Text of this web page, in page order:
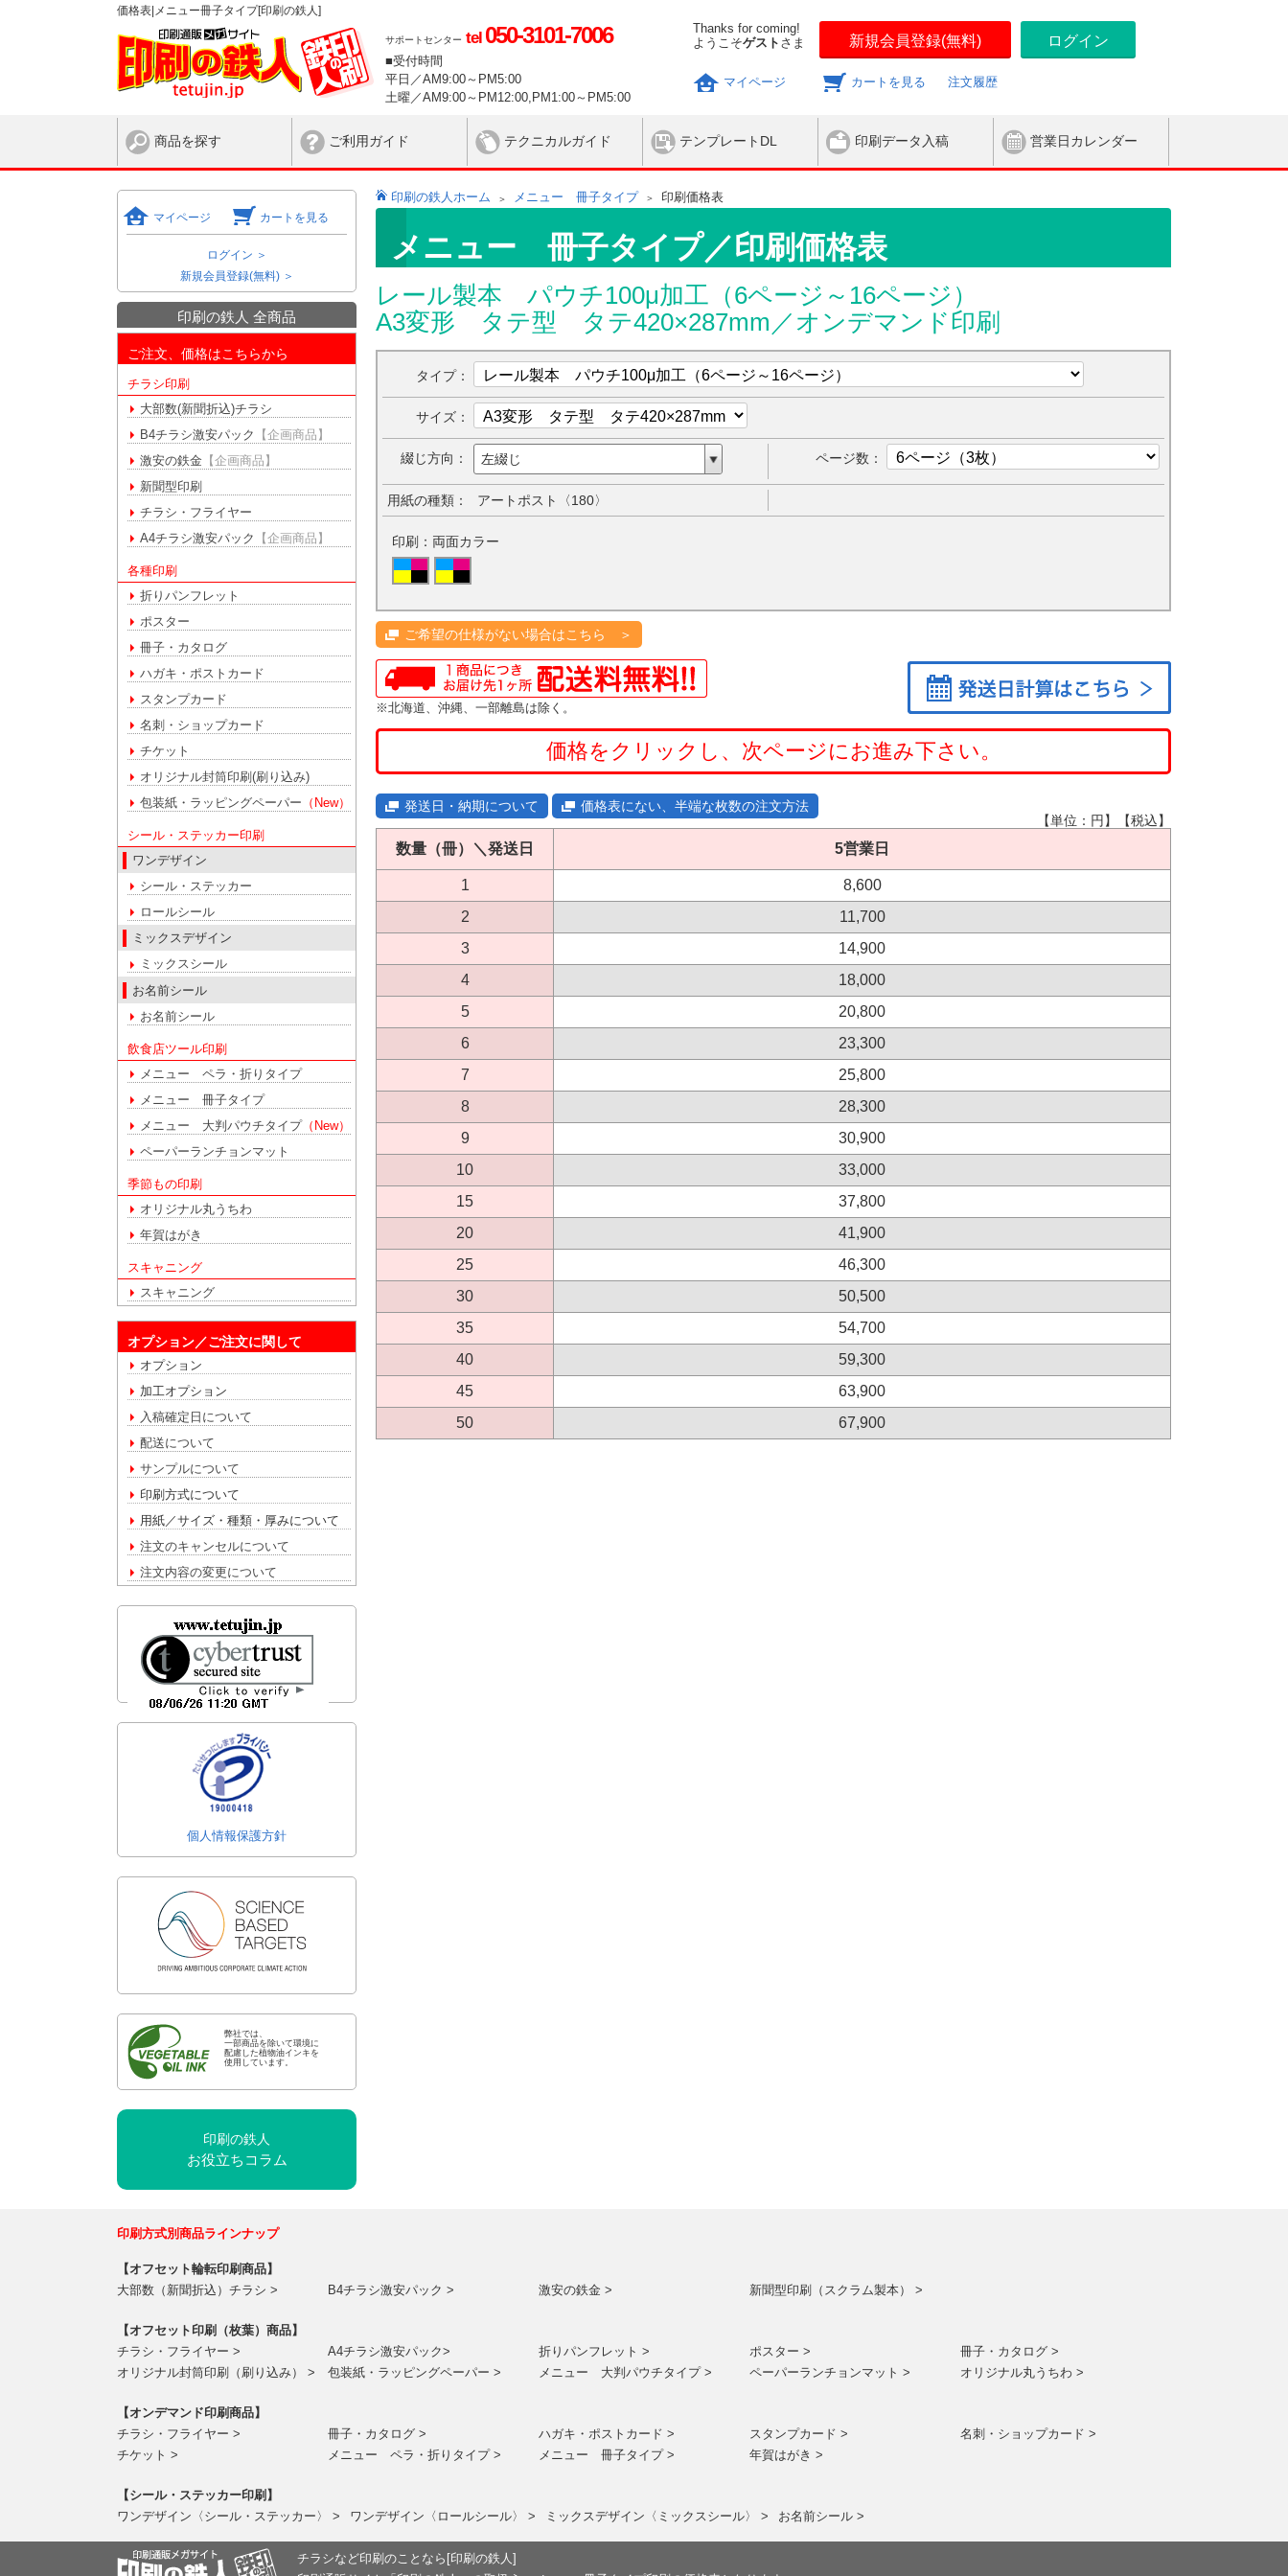
価格表|メニュー冊子タイプ[印刷の鉄人]
サポートセンター tel 050-3101-7006
■受付時間
平日／AM9:00～PM5:00
土曜／AM9:00～PM12:00,PM1:00～PM5:00
Thanks for coming!
ようこそゲスト さま 新規会員登録(無料) ログイン
マイページ カートを見る 注文履歴
商品を探す ご利用ガイド テクニカルガイド テンプレートDL 印刷データ入稿 営業日カレンダー
マイページ カートを見る
ログイン ＞
新規会員登録(無料) ＞
印刷の鉄人 全商品
ご注文、価格はこちらから
チラシ印刷
大部数(新聞折込)チラシ
B4チラシ激安パック
【企画商品】
激安の鉄金 【企画商品】
新聞型印刷
チラシ・フライヤー
A4チラシ激安パック
【企画商品】
各種印刷
折りパンフレット
ポスター
冊子・カタログ
ハガキ・ポストカード
スタンプカード
名刺・ショップカード
チケット
オリジナル封筒印刷(刷り込み)
包装紙・ラッピングペーパー （New）
シール・ステッカー印刷
ワンデザイン
シール・ステッカー
ロールシール
ミックスデザイン
ミックスシール
お名前シール
お名前シール
飲食店ツール印刷
メニュー ペラ・折りタイプ
メニュー 冊子タイプ
メニュー 大判パウチタイプ（New）
ペーパーランチョンマット
季節もの印刷
オリジナル丸うちわ
年賀はがき
スキャニング
スキャニング
オプション／ご注文に関して
オプション
加工オプション
入稿確定日について
配送について
サンプルについて
印刷方式について
用紙／サイズ・種類・厚みについて
注文のキャンセルについて
注文内容の変更について
個人情報保護方針
弊社では、
一部商品を除いて環境に
配慮した植物油インキを
使用しています。
印刷の鉄人
お役立ちコラム
印刷の鉄人ホーム メニュー 冊子タイプ 印刷価格表
メニュー 冊子タイプ／印刷価格表
レール製本 パウチ100μ加工（6ページ～16ページ）
A3変形 タテ型 タテ420×287mm ／オンデマンド印刷
タイプ：
サイズ：
綴じ方向： 左綴じ ページ数：
用紙の種類： アートポスト〈180〉
印刷：両面カラー
ご希望の仕様がない場合はこちら ＞
※北海道、沖縄、一部離島は除く。
価格をクリックし、次ページにお進み下さい。
発送日・納期について
価格表にない、半端な枚数の注文方法
【単位：円】【税込】
数量（冊）＼発送日 5営業日
1
8,600
2
11,700
3
14,900
4
18,000
5
20,800
6
23,300
7
25,800
8
28,300
9
30,900
10
33,000
15
37,800
20
41,900
25
46,300
30
50,500
35
54,700
40
59,300
45
63,900
50
67,900
印刷方式別商品ラインナップ
【オフセット輪転印刷商品】
大部数（新聞折込）チラシ >
B4チラシ激安パック > 激安の鉄金 > 新聞型印刷（スクラム製本） >
【オフセット印刷（枚葉）商品】
チラシ・フライヤー >
A4チラシ激安パック> 折りパンフレット > ポスター >
冊子・カタログ >
オリジナル封筒印刷（刷り込み） >
包装紙・ラッピングペーパー > メニュー 大判パウチタイプ > ペーパーランチョンマット > オリジナル丸うちわ >
【オンデマンド印刷商品】
チラシ・フライヤー >
冊子・カタログ > ハガキ・ポストカード > スタンプカード >
名刺・ショップカード >
チケット >
メニュー ペラ・折りタイプ > メニュー 冊子タイプ > 年賀はがき >
【シール・ステッカー印刷】
ワンデザイン〈シール・ステッカー〉 >
ワンデザイン〈ロールシール〉 > ミックスデザイン〈ミックスシール〉 > お名前シール >
チラシなど印刷のことなら[印刷の鉄人]